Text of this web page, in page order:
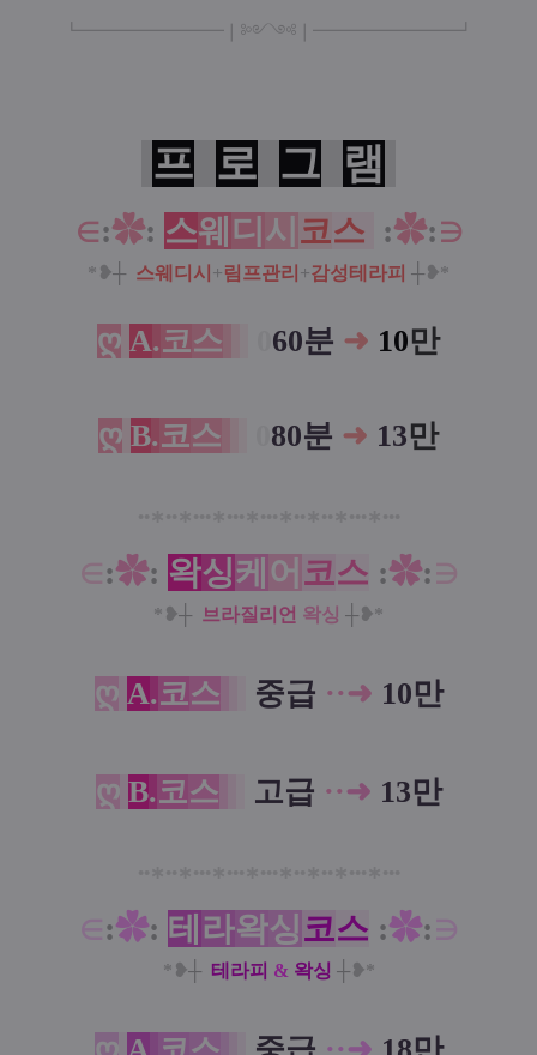
┗━━━━━━━━ ❘༻༺❘ ━━━━━━━━┛
프 로 그 램
∈:✿: 스웨 디 시 코스 :✿:∋
*❥┼ 스웨디시 +림프관리 +감성테라피 ┼❥*
ღ A.코스 60분 ➜ 10만
ღ B.코스 80분 ➜ 13만
∈:✿: 왁싱케 어 코스 :✿:∋
*❥┼ 브라질리언 왁싱 ┼❥*
ღ A.코스 중급 ··➜ 10만
ღ B.코스 고급 ··➜ 13만
∈:✿: 테 라왁싱코스 :✿:∋
*❥┼ 테라피 & 왁싱 ┼❥*